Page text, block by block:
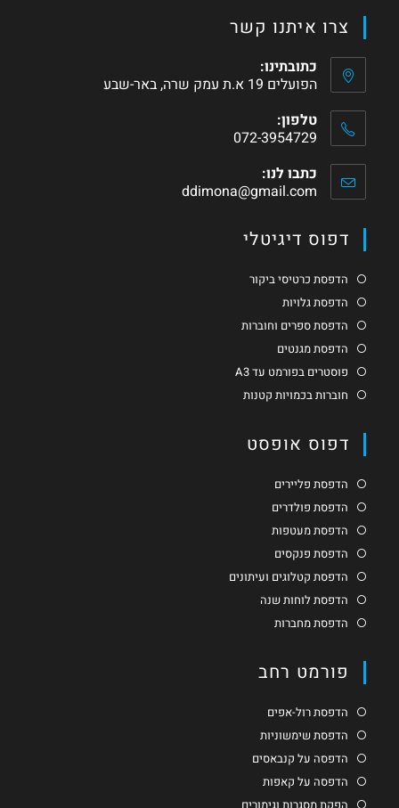
צרו איתנו קשר
כתובתינו:
הפועלים 19 א.ת עמק שרה, באר-שבע
טלפון:
072-3954729
כתבו לנו:
ddimona@gmail.com
דפוס דיגיטלי
הדפסת כרטיסי ביקור
הדפסת גלויות
הדפסת ספרים וחוברות
הדפסת מגנטים
פוסטרים בפורמט עד A3
חוברות בכמויות קטנות
דפוס אופסט
הדפסת פליירים
הדפסת פולדרים
הדפסת מעטפות
הדפסת פנקסים
הדפסת קטלוגים ועיתונים
הדפסת לוחות שנה
הדפסת מחברות
פורמט רחב
הדפסת רול-אפים
הדפסת שימשוניות
הדפסה על קנבאסים
הדפסה על קאפות
הפקת מסגרות וגימורים